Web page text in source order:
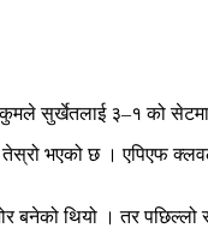
सुर्खेतलाई ३–१ को सेटमा
भएको छ । एपिएफ
बनेको थियो । तर